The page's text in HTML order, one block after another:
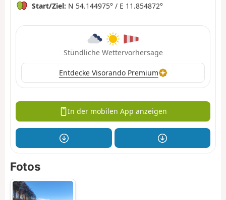
Start/Ziel: N 54.144975° / E 11.854872°
Stündliche Wettervorhersage
Entdecke Visorando Premium
In der mobilen App anzeigen
Fotos